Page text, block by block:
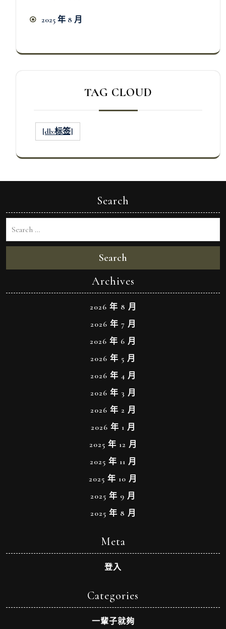
2025 年 8 月
TAG CLOUD
[db:标签]
Search
Search
Archives
2026 年 8 月
2026 年 7 月
2026 年 6 月
2026 年 5 月
2026 年 4 月
2026 年 3 月
2026 年 2 月
2026 年 1 月
2025 年 12 月
2025 年 11 月
2025 年 10 月
2025 年 9 月
2025 年 8 月
Meta
登入
Categories
一輩子就夠